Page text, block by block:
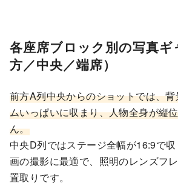
各座席ブロック別の写真
方／中央／端席）
前方A列中央からのショットでは、
ムいっぱいに収まり、人物全身が縦
ん。
中央D列ではステージ全幅が16:9で
画の撮影に最適で、照明のレンズフ
置取りです。